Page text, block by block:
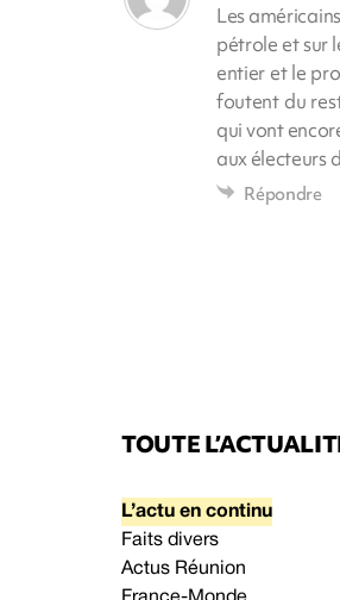
Les
pétrole et sur
entier et le
foutent du
qui vont
aux électeurs
Répondre
TOUTE
L’actu en continu
Faits divers
Actus Réunion